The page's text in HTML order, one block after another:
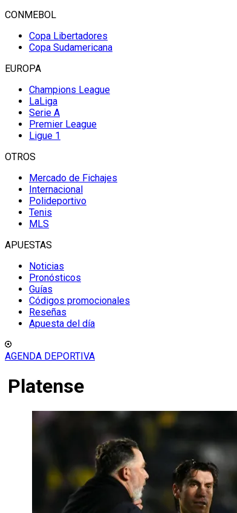
CONMEBOL
Copa Libertadores
Copa Sudamericana
EUROPA
Champions League
LaLiga
Serie A
Premier League
Ligue 1
OTROS
Mercado de Fichajes
Internacional
Polideportivo
Tenis
MLS
APUESTAS
Noticias
Pronósticos
Guías
Códigos promocionales
Reseñas
Apuesta del día
AGENDA DEPORTIVA
Platense